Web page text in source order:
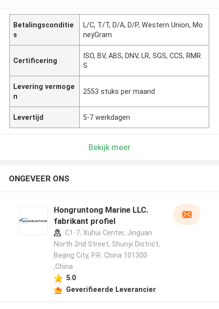
Betalingsconditie
s
L/C, T/T, D/A, D/P, Western Union, Mo
neyGram
Certificering
ISO, BV, ABS, DNV, LR, SGS, CCS, RMR
S
Levering vermoge
n
2553 stuks per maand
Levertijd 5-7 werkdagen
Bekijk meer
ONGEVEER ONS
Hongruntong Marine LLC.
fabrikant profiel
C1-7, Xuhui Center, Jinguan
North 2nd Street, Shunyi District,
Beijing City, P.R. China 101300
,China
5.0
Geverifieerde Leverancier